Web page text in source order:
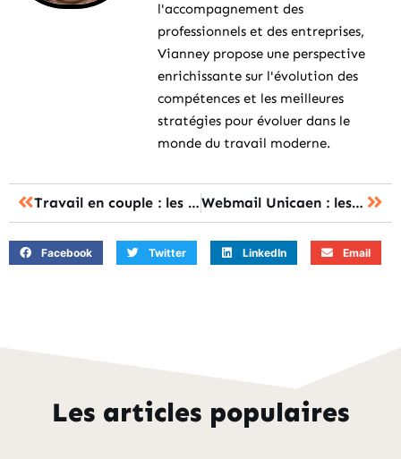
l'accompagnement des
professionnels et des entreprises,
Vianney propose une perspective
enrichissante sur l'évolution des
compétences et les meilleures
stratégies pour évoluer dans le
monde du travail moderne.
Travail en couple : les 8 étapes pour réussir votre reconversion professionnelle Webmail Unicaen : les 5 étapes pour synchroniser votre messagerie mobile
Facebook Twitter LinkedIn Email
Les articles populaires